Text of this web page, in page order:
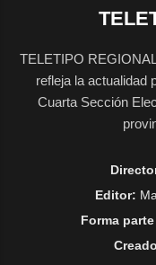
TELETIPO
refleja la actualidad
Cuarta Sección
Editor:
Forma